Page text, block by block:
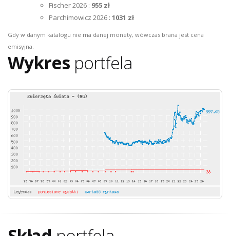
Fischer 2026 : 955 zł
Parchimowicz 2026 : 1031 zł
Gdy w danym katalogu nie ma danej monety, wówczas brana jest cena
emisyjna.
Wykres portfela